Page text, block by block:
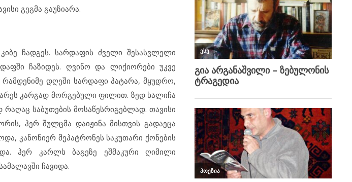
გეგმა გაუზიარა.
ჩადგეს. სარდაფის ძველი შესასვლელი
ჩაზიდეს. ღვინო და ლიქიორები უკვე
დღეში სარდაფი პატარა, მყუდრო,
კარგად მორგებული ფილით. ზედ ხალიჩა
საბუთების მოსაწესრიგებლად. თავისი
ჰერ შულცმა დაიჟინა მისთვის გადაეცა
კანონიერ მეპატრონეს საკუთარი ქონების
ჰერ კარლს ბაგეზე ეშმაკური ღიმილი
ჩავიდა.